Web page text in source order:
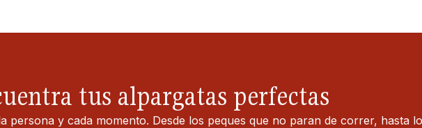
tus alpargatas perfectas
persona y cada momento. Desde los peques que no paran de correr, hasta